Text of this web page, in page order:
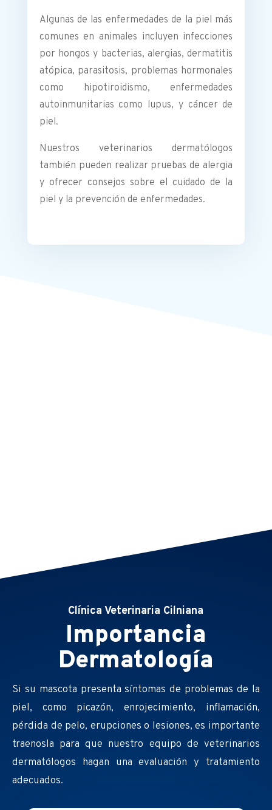
Algunas de las enfermedades de la piel más
comunes en animales incluyen infecciones
por hongos y bacterias, alergias, dermatitis
atópica, parasitosis, problemas hormonales
como hipotiroidismo, enfermedades
autoinmunitarias como lupus, y cáncer de
piel.
Nuestros veterinarios dermatólogos
también pueden realizar pruebas de alergia
y ofrecer consejos sobre el cuidado de la
piel y la prevención de enfermedades.
Clínica Veterinaria Cilniana
Importancia
Dermatología
Si su mascota presenta síntomas de problemas de la
piel, como picazón, enrojecimiento, inflamación,
pérdida de pelo, erupciones o lesiones, es importante
traenosla para que nuestro equipo de veterinarios
dermatólogos hagan una evaluación y tratamiento
adecuados.